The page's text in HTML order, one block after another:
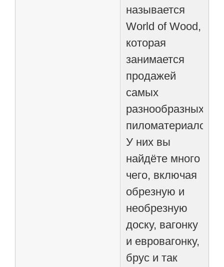
называется
World of Wood,
которая
занимается
продажей
самых
разнообразных
пиломатериалов.
У них вы
найдёте много
чего, включая
обрезную и
необрезную
доску, вагонку
и евровагонку,
брус и так